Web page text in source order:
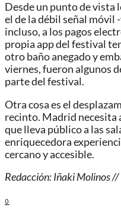
Desde un punto de vista
el de la débil señal móvil
incluso, a los pagos
propia app del festival
otro baño anegado y
viernes, fueron algunos
parte del festival.
Otra cosa es el
recinto. Madrid necesita
que lleva público a las
enriquecedora
cercano y accesible.
Redacción: Iñaki Molinos //
0